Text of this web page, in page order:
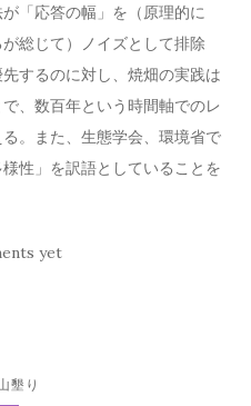
「応答の幅」を（原理的に
総じて）ノイズとして排除
するのに対し、焼畑の実践は
、数百年という時間軸でのレ
。また、生態学会、環境省で
性」を訳語としていることを
yet
墾り